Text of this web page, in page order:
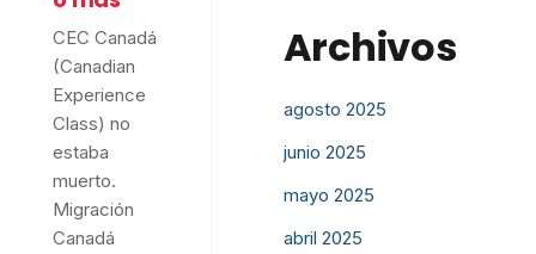
CEC Canadá
(Canadian
Experience
Class) no
estaba
muerto.
Migración
Canadá
Archivos
agosto 2025
junio 2025
mayo 2025
abril 2025